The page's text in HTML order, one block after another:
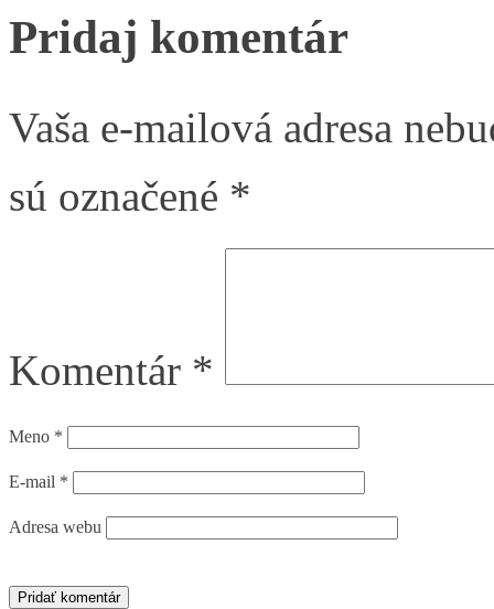
Pridaj komentár
Vaša e-mailová adresa
sú označené *
Komentár *
Meno *
E-mail *
Adresa webu